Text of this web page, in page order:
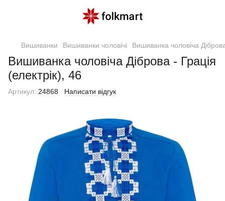
Вишиванки Вишиванки чоловічі Вишиванка чоловіча
Вишиванка чоловіча Діброва - Грація
(електрік), 46
Артикул: 24868 Написати відгук